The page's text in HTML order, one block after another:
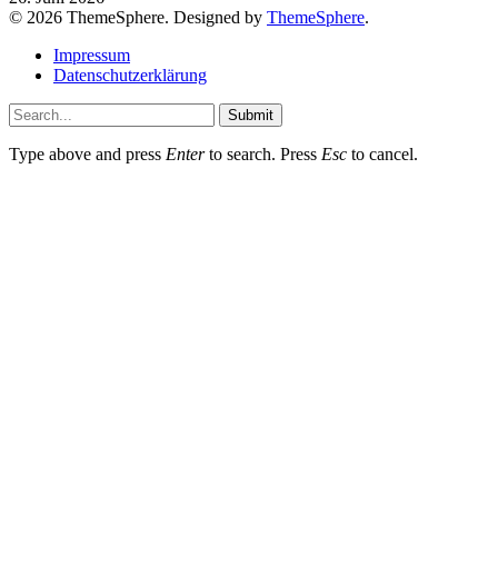
© 2026 ThemeSphere. Designed by ThemeSphere.
Impressum
Datenschutzerklärung
Submit
Type above and press Enterto search. Press Esc to cancel.